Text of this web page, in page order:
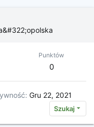
Punktów
0
Gru 22, 2021
Szukaj